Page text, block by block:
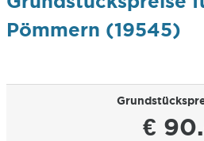
Pömmern (19545)
€